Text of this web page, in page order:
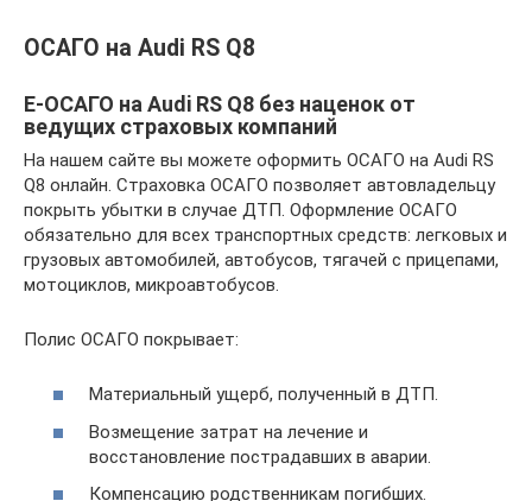
ОСАГО на Audi RS Q8
E-ОСАГО на Audi RS Q8 без наценок от
ведущих страховых компаний
На нашем сайте вы можете оформить ОСАГО на Audi RS
Q8 онлайн. Страховка ОСАГО позволяет автовладельцу
покрыть убытки в случае ДТП. Оформление ОСАГО
обязательно для всех транспортных средств: легковых и
грузовых автомобилей, автобусов, тягачей с прицепами,
мотоциклов, микроавтобусов.
Полис ОСАГО покрывает:
Материальный ущерб, полученный в ДТП.
Возмещение затрат на лечение и
восстановление пострадавших в аварии.
Компенсацию родственникам погибших.